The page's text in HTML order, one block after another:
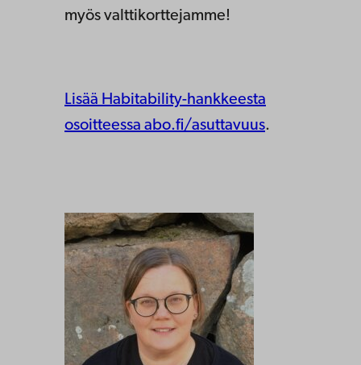
myös valttikorttejamme!
Lisää Habitability-hankkeesta
osoitteessa abo.fi/asuttavuus.